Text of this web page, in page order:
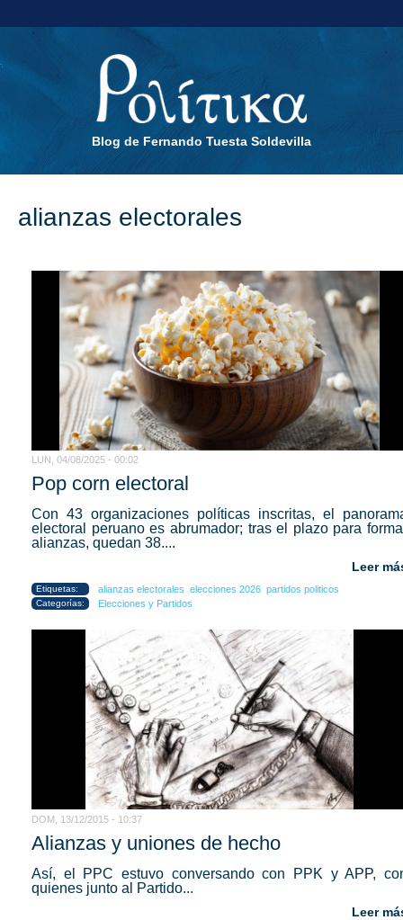
Blog de Fernando Tuesta Soldevilla
alianzas electorales
LUN, 04/08/2025 - 00:02
Pop corn electoral
Con 43 organizaciones políticas inscritas, el
electoral peruano es abrumador; tras el plazo para
alianzas, quedan 38....
Leer
Etiquetas: alianzas electorales elecciones 2026 partidos politicos
Categorías: Elecciones y Partidos
DOM, 13/12/2015 - 10:37
Alianzas y uniones de hecho
Así, el PPC estuvo conversando con PPK y APP,
quienes junto al Partido...
Leer